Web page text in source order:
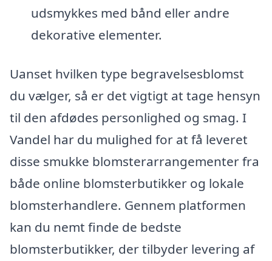
udsmykkes med bånd eller andre
dekorative elementer.
Uanset hvilken type begravelsesblomst
du vælger, så er det vigtigt at tage hensyn
til den afdødes personlighed og smag. I
Vandel har du mulighed for at få leveret
disse smukke blomsterarrangementer fra
både online blomsterbutikker og lokale
blomsterhandlere. Gennem platformen
kan du nemt finde de bedste
blomsterbutikker, der tilbyder levering af